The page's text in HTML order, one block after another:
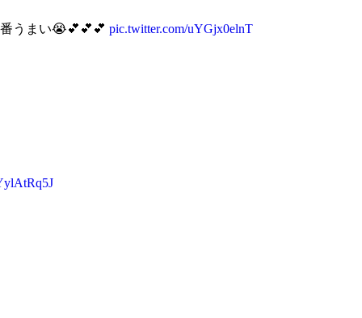
うまい😭💕💕💕 pic.twitter.com/uYGjx0elnT